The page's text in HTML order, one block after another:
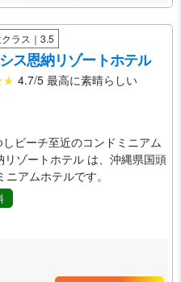
ラス｜3.5
ス恩納リゾートホテル
4.7/5 最高に素晴らしい
ビーチ至近のコンドミニアム
ゾートホテル は、沖縄県国頭
アムホテルです。